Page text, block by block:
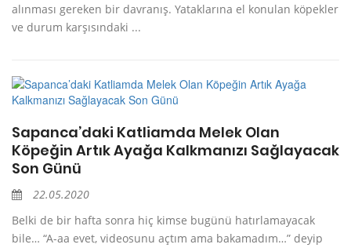
alınması gereken bir davranış. Yataklarına el konulan köpekler
ve durum karşısındaki ...
Sapanca’daki Katliamda Melek Olan
Köpeğin Artık Ayağa Kalkmanızı Sağlayacak
Son Günü
22.05.2020
Belki de bir hafta sonra hiç kimse bugünü hatırlamayacak
bile… “A-aa evet, videosunu açtım ama bakamadım…” deyip